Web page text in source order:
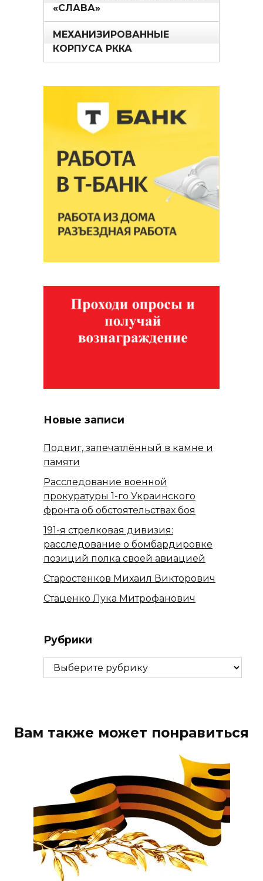
«СЛАВА»
МЕХАНИЗИРОВАННЫЕ
КОРПУСА РККА
Новые записи
Подвиг, запечатлённый в камне и
памяти
Расследование военной
прокуратуры 1-го Украинского
фронта об обстоятельствах боя
191-я стрелковая дивизия:
расследование о бомбардировке
позиций полка своей авиацией
Старостенков Михаил Викторович
Стаценко Лука Митрофанович
Рубрики
Рубрики
Вам также может понравиться